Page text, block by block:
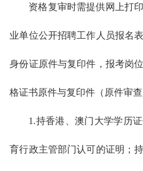
资格复审时需提供网上打
业单位公开招聘工作人员报名
身份证原件与复印件，报考岗
格证书原件与复印件（原件审查
1.持香港 、澳门大学学历
育行政主管部门认可的证明；